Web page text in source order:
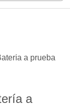
a prueba
a